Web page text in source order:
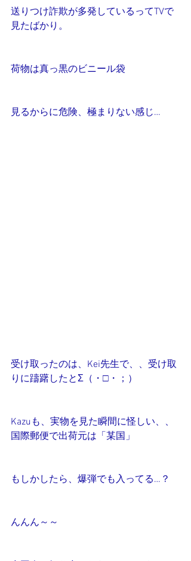
送りつけ詐欺が多発しているってTVで
見たばかり。
荷物は真っ黒のビニール袋
見るからに危険、極まりない感じ…
受け取ったのは、Kei先生で、、受け取
りに躊躇したとΣ（・□・；）
Kazuも、実物を見た瞬間に怪しい、、
国際郵便で出荷元は「某国」
もしかしたら、爆弾でも入ってる…？
んんん～～